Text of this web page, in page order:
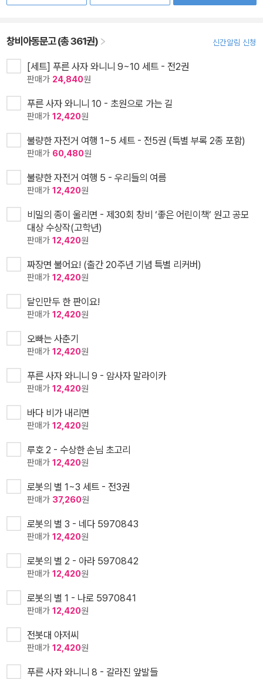
창비아동문고 (총 361권) 신간알림 신청
[세트] 푸른 사자 와니니 9~10 세트 - 전2권
판매가 24,840원
푸른 사자 와니니 10 - 초원으로 가는 길
판매가 12,420원
불량한 자전거 여행 1~5 세트 - 전5권 (특별 부록 2종 포함)
판매가 60,480원
불량한 자전거 여행 5 - 우리들의 여름
판매가 12,420원
비밀의 종이 울리면 - 제30회 창비 ‘좋은 어린이책’ 원고 공모
대상 수상작(고학년)
판매가 12,420원
짜장면 불어요! (출간 20주년 기념 특별 리커버)
판매가 12,420원
달인만두 한 판이요!
판매가 12,420원
오빠는 사춘기
판매가 12,420원
푸른 사자 와니니 9 - 암사자 말라이카
판매가 12,420원
바다 비가 내리면
판매가 12,420원
루호 2 - 수상한 손님 초고리
판매가 12,420원
로봇의 별 1~3 세트 - 전3권
판매가 37,260원
로봇의 별 3 - 네다 5970843
판매가 12,420원
로봇의 별 2 - 아라 5970842
판매가 12,420원
로봇의 별 1 - 나로 5970841
판매가 12,420원
전봇대 아저씨
판매가 12,420원
푸른 사자 와니니 8 - 갈라진 앞발들